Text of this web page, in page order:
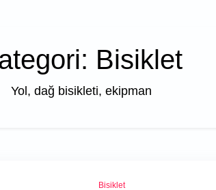
Bisiklet
Yol, dağ bisikleti, ekipman
Bisiklet